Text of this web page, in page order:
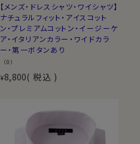
【メンズ・ドレスシャツ・ワイシャツ】
ナチュラルフィット・アイスコット
ン・プレミアムコットン・イージーケ
ア・イタリアンカラー・ワイドカラ
ー・第一ボタンあり
（0）
¥8,800 税込